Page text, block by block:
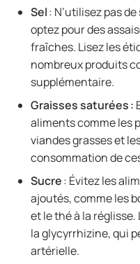
Sel: N’utilisez pas
optez pour des
fraîches. Lisez les
nombreux produits
supplémentaire.
Graisses saturées :
aliments comme les
viandes grasses et
consommation de
Sucre: Évitez les
ajoutés, comme les
et le thé à la
la glycyrrhizine, qui
artérielle.